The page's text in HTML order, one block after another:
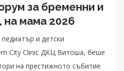
за бременни и
на мама 2026
и детски
City Clinic ДКЦ Витоша, беше
на престижното събитие